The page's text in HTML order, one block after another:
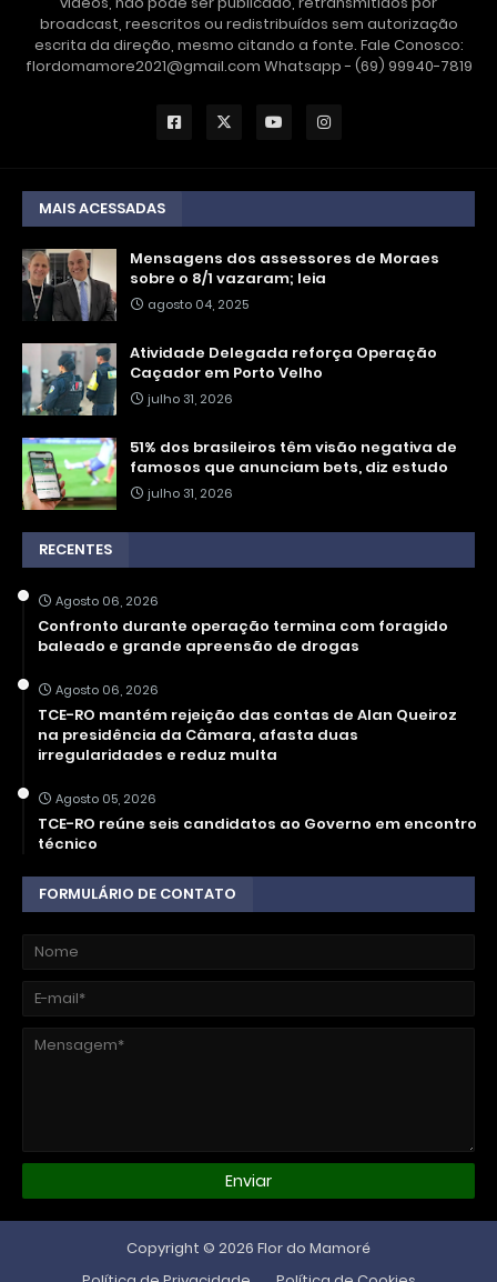
broadcast, reescritos ou redistribuídos sem autorização
escrita da direção, mesmo citando a fonte. Fale Conosco:
flordomamore2021@gmail.com Whatsapp - (69) 99940-7819
MAIS ACESSADAS
Mensagens dos assessores de Moraes
sobre o 8/1 vazaram; leia
agosto 04, 2025
Atividade Delegada reforça Operação
Caçador em Porto Velho
julho 31, 2026
51% dos brasileiros têm visão negativa de
famosos que anunciam bets, diz estudo
julho 31, 2026
RECENTES
Agosto 06, 2026
Confronto durante operação termina com foragido
baleado e grande apreensão de drogas
Agosto 06, 2026
TCE-RO mantém rejeição das contas de Alan Queiroz
na presidência da Câmara, afasta duas
irregularidades e reduz multa
Agosto 05, 2026
TCE-RO reúne seis candidatos ao Governo em encontro
técnico
FORMULÁRIO DE CONTATO
Copyright © 2026 Flor do Mamoré